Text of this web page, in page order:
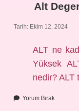
Alt
Tarih: Ekim 12, 2024
ALT ne
Yüksek
nedir? ALT
Yorum Bırak